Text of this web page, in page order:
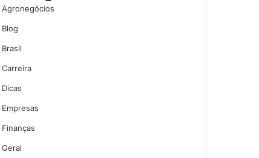
Agronegócios
Blog
Brasil
Carreira
Dicas
Empresas
Finanças
Geral